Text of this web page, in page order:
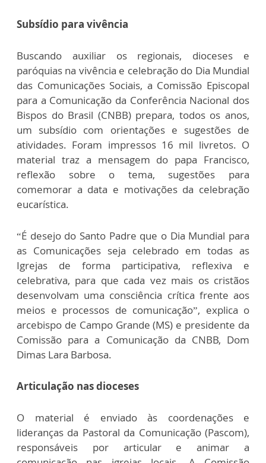
Subsídio para vivência
Buscando auxiliar os regionais, dioceses e
paróquias na vivência e celebração do Dia Mundial
das Comunicações Sociais, a Comissão Episcopal
para a Comunicação da Conferência Nacional dos
Bispos do Brasil (CNBB) prepara, todos os anos,
um subsídio com orientações e sugestões de
atividades. Foram impressos 16 mil livretos. O
material traz a mensagem do papa Francisco,
reflexão sobre o tema, sugestões para
comemorar a data e motivações da celebração
eucarística.
“É desejo do Santo Padre que o Dia Mundial para
as Comunicações seja celebrado em todas as
Igrejas de forma participativa, reflexiva e
celebrativa, para que cada vez mais os cristãos
desenvolvam uma consciência crítica frente aos
meios e processos de comunicação”, explica o
arcebispo de Campo Grande (MS) e presidente da
Comissão para a Comunicação da CNBB, Dom
Dimas Lara Barbosa.
Articulação nas dioceses
O material é enviado às coordenações e
lideranças da Pastoral da Comunicação (Pascom),
responsáveis por articular e animar a